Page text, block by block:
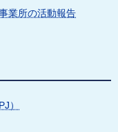
業所の活動報告
）